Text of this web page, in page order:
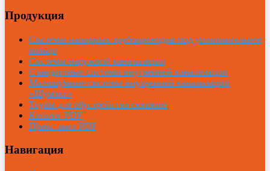
Продукция
Системы напорных трубопроводов под уплотнительное
кольцо
Системы наружной канализации
Стандартные системы внутренней канализации
Малошумные системы внутренней канализации
«Шумэкс»
Трубы для обустройства скважин
Каталог PDF
Прайс-лист PDF
Навигация